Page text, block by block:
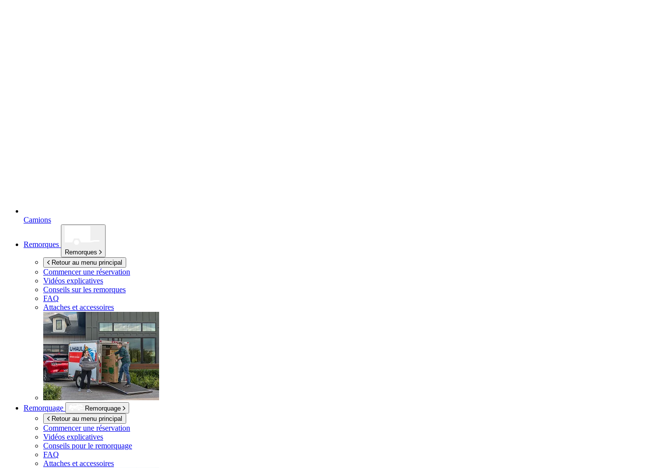
Camions
Remorques
Remorques
Retour au menu principal
Commencer une réservation
Vidéos explicatives
Conseils sur les remorques
FAQ
Attaches et accessoires
Remorquage
Remorquage
Retour au menu principal
Commencer une réservation
Vidéos explicatives
Conseils pour le remorquage
FAQ
Attaches et accessoires